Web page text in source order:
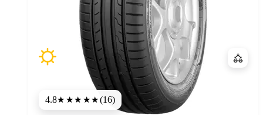
4.8★★★★★(16)